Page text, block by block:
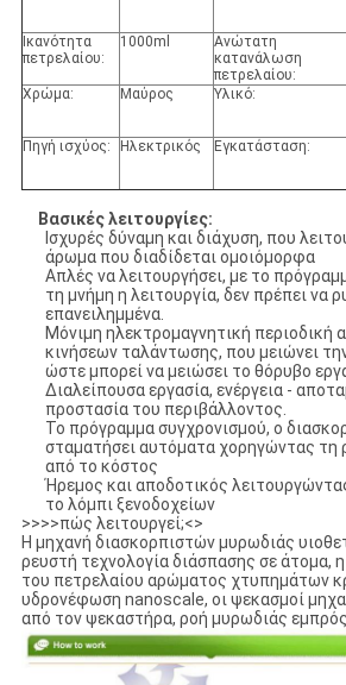
Ικανότητα
πετρελαίου:
1000ml
Ανώτατη
κατανάλωση
πετρελαίου:
Χρώμα: Μαύρος Υλικό:
Πηγή ισχύος: Ηλεκτρικός Εγκατάσταση:
Βασικές λειτουργίες:
Ισχυρές δύναμη και διάχυση, που
άρωμα που διαδίδεται ομοιόμορφα
Απλές να λειτουργήσει, με το
τη μνήμη η λειτουργία, δεν πρέπει να
επανειλημμένα.
Μόνιμη ηλεκτρομαγνητική περιοδική
κινήσεων ταλάντωσης, που μειώνει
ώστε μπορεί να μειώσει το θόρυβο
Διαλείπουσα εργασία, ενέργεια -
προστασία του περιβάλλοντος.
Το πρόγραμμα συγχρονισμού, ο
σταματήσει αυτόματα χορηγώντας τη
από το κόστος
Ήρεμος και αποδοτικός
το λόμπι ξενοδοχείων
>>>>πώς λειτουργεί;<>
Η μηχανή διασκορπιστών μυρωδιάς
ρευστή τεχνολογία διάσπασης σε άτομα,
του πετρελαίου αρώματος χτυπημάτων
υδρονέφωση nanoscale, οι ψεκασμοί
από τον ψεκαστήρα, ροή μυρωδιάς